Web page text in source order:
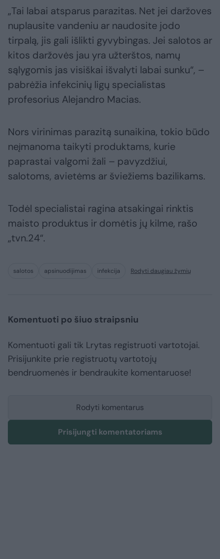
„Tai labai atsparus parazitas. Net jei daržoves
nuplausite vandeniu ar naudosite jodo
tirpalą, jis gali išlikti gyvybingas. Jei salotos ar
kitos daržovės jau yra užterštos, namų
sąlygomis jas visiškai išvalyti labai sunku“, –
pabrėžia infekcinių ligų specialistas
profesorius Alejandro Macias.
Nors virinimas parazitą sunaikina, tokio būdo
neįmanoma taikyti produktams, kurie
paprastai valgomi žali – pavyzdžiui,
salotoms, avietėms ar šviežiems bazilikams.
Todėl specialistai ragina atsakingai rinktis
maisto produktus ir domėtis jų kilme, rašo
„tvn.24“.
salotos apsinuodijimas infekcija Rodyti daugiau žymių
Komentuoti po šiuo straipsniu
Komentuoti gali tik Lrytas registruoti vartotojai.
Prisijunkite prie registruotų vartotojų
bendruomenės ir bendraukite komentaruose!
Rodyti komentarus
Prisijungti komentatoriams